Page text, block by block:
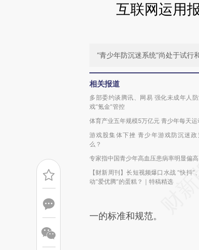
互联网运用
“青少年防沉迷系统”尚处于试
相关报道
多部委约谈腾讯、网易 强化未成年人
戏“氪金”管控
体育产业五年规模5万亿元 青少年每天
游戏股集体下挫 青少年游戏防沉迷政
么？
专家指中国青少年高血压患病率明显偏高
【财新周刊】长短视频爆口水战 “快抖”
动“爱优腾”的蛋糕？｜特稿精选
一的标准和规范。